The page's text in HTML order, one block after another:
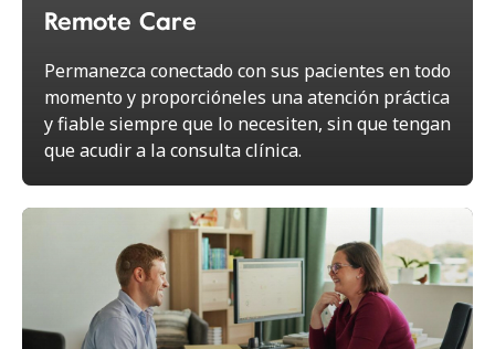
Remote Care
Permanezca conectado con sus pacientes en todo
momento y proporcióneles una atención práctica
y fiable siempre que lo necesiten, sin que tengan
que acudir a la consulta clínica.